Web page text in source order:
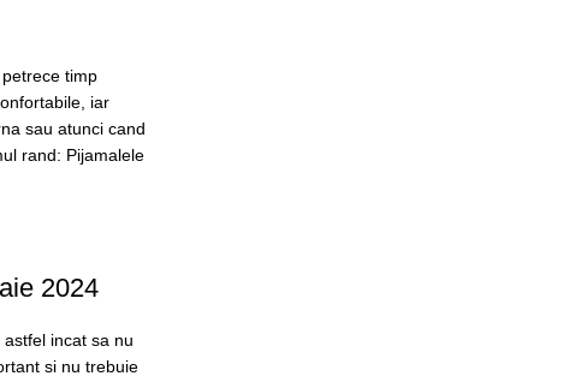
timp
iar
sau atunci cand
rand: Pijamalele
2024
incat sa nu
si nu trebuie